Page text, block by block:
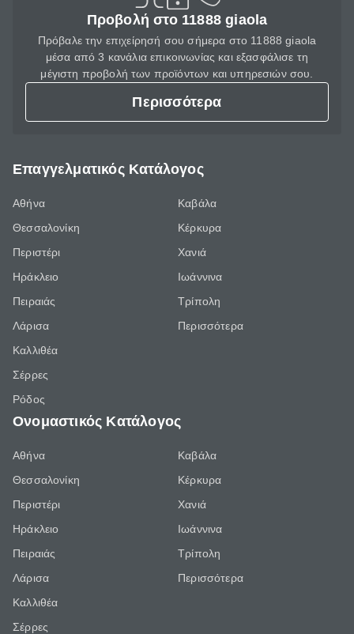
Προβολή στο 11888 giaola
Πρόβαλε την επιχείρησή σου σήμερα στο 11888 giaola
μέσα από 3 κανάλια επικοινωνίας και εξασφάλισε τη
μέγιστη προβολή των προϊόντων και υπηρεσιών σου.
Περισσότερα
Επαγγελματικός Κατάλογος
Αθήνα
Θεσσαλονίκη
Περιστέρι
Ηράκλειο
Πειραιάς
Λάρισα
Καλλιθέα
Σέρρες
Ρόδος
Καβάλα
Κέρκυρα
Χανιά
Ιωάννινα
Τρίπολη
Περισσότερα
Ονομαστικός Κατάλογος
Αθήνα
Θεσσαλονίκη
Περιστέρι
Ηράκλειο
Πειραιάς
Λάρισα
Καλλιθέα
Σέρρες
Καβάλα
Κέρκυρα
Χανιά
Ιωάννινα
Τρίπολη
Περισσότερα